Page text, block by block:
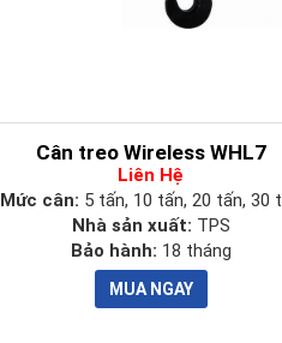
Cân treo Wireless WHL7
Liên Hệ
Mức cân: 5 tấn, 10 tấn, 20 tấn, 30
Nhà sản xuất: TPS
Bảo hành: 18 tháng